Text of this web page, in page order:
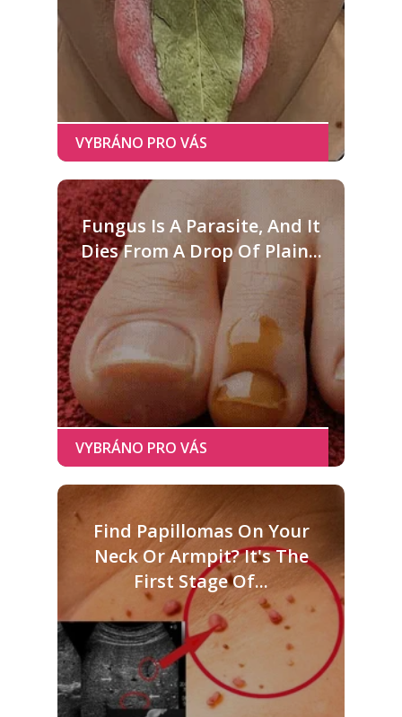
Fungus Is A Parasite, And It
Dies From A Drop Of Plain...
Find Papillomas On Your
Neck Or Armpit? It's The
First Stage Of...